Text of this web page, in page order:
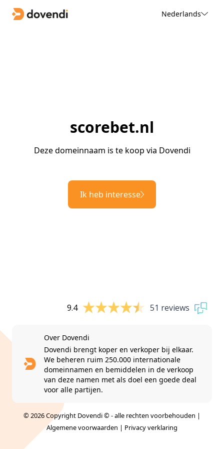
Nederlands
scorebet.nl
Deze domeinnaam is te koop via Dovendi
Ik heb interesse
9.4 51 reviews
Over Dovendi
Dovendi brengt koper en verkoper bij elkaar.
We beheren ruim 250.000 internationale
domeinnamen en bemiddelen in de verkoop
van deze namen met als doel een goede deal
voor alle partijen.
© 2026 Copyright Dovendi © - alle rechten voorbehouden |
Algemene voorwaarden | Privacy verklaring